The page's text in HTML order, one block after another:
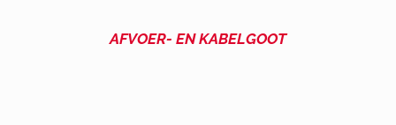
AFVOER- EN KABELGOOT